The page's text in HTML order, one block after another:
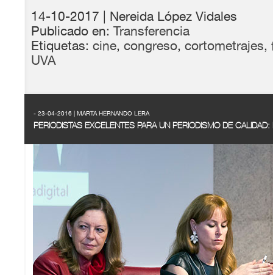
14-10-2017 | Nereida López Vidales
Publicado en: Transferencia
Etiquetas: cine, congreso, cortometrajes,
UVA
- 23-04-2016 | MARTA HERNANDO LERA
PERIODISTAS EXCELENTES PARA UN PERIODISMO DE